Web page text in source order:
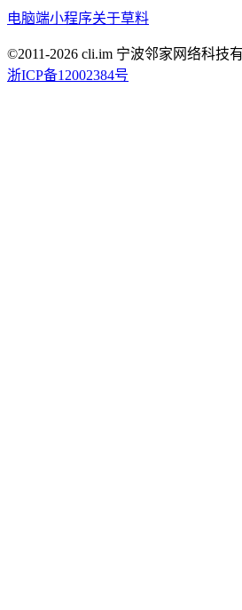
电脑端小程序关于草料
©2011-2026 cli.im 宁波邻家网络科技
浙ICP备12002384号